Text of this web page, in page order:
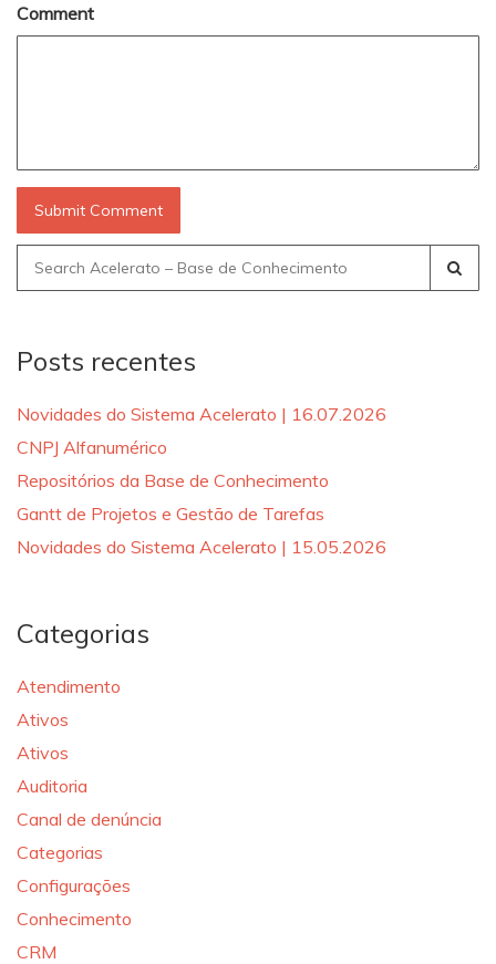
Comment
Search
for:
Posts recentes
Novidades do Sistema Acelerato | 16.07.2026
CNPJ Alfanumérico
Repositórios da Base de Conhecimento
Gantt de Projetos e Gestão de Tarefas
Novidades do Sistema Acelerato | 15.05.2026
Categorias
Atendimento
Ativos
Ativos
Auditoria
Canal de denúncia
Categorias
Configurações
Conhecimento
CRM